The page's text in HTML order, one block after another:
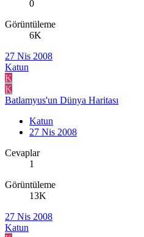
0
Görüntüleme
6K
27 Nis 2008
Katun
K
K
Batlamyus'un Dünya Haritası
Katun
27 Nis 2008
Cevaplar
1
Görüntüleme
13K
27 Nis 2008
Katun